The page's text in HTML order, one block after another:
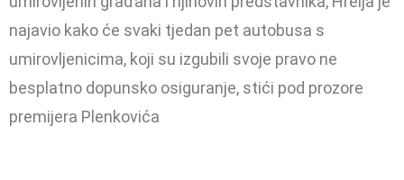
najavio kako će svaki tjedan pet autobusa s
umirovljenicima, koji su izgubili svoje pravo ne
besplatno dopunsko osiguranje, stići pod prozore
premijera Plenkovića